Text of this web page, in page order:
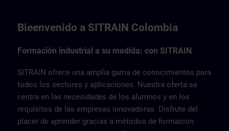
Bieenvenido a SITRAIN Colombia
Formación industrial a su medida: con SITRAIN
SITRAIN ofrece una amplia gama de conocimientos para
todos los sectores y aplicaciones. Nuestra oferta se
centra en las necesidades de los alumnos y en los
requisitos de las empresas innovadoras. Disfrute del
placer de aprender gracias a métodos de formación